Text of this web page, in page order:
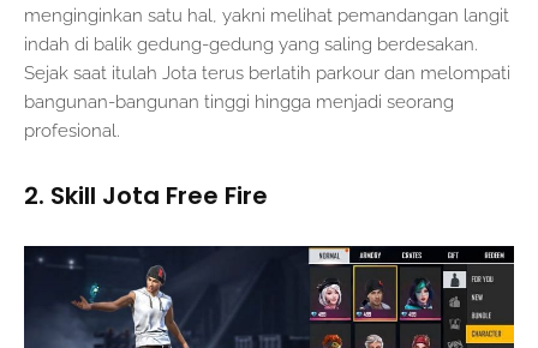
menginginkan satu hal, yakni melihat pemandangan langit
indah di balik gedung-gedung yang saling berdesakan.
Sejak saat itulah Jota terus berlatih parkour dan melompati
bangunan-bangunan tinggi hingga menjadi seorang
profesional.
2. Skill Jota Free Fire